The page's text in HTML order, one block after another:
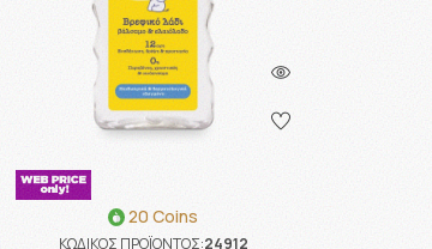
20 Coins
ΚΩΔΙΚΟΣ ΠΡΟΪΟΝΤΟΣ:24912